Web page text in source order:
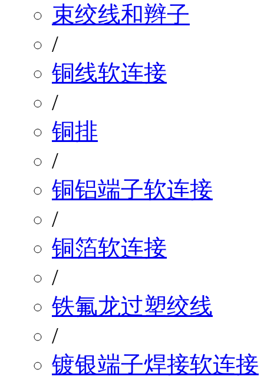
束绞线和辫子
/
铜线软连接
/
铜排
/
铜铝端子软连接
/
铜箔软连接
/
铁氟龙过塑绞线
/
镀银端子焊接软连接